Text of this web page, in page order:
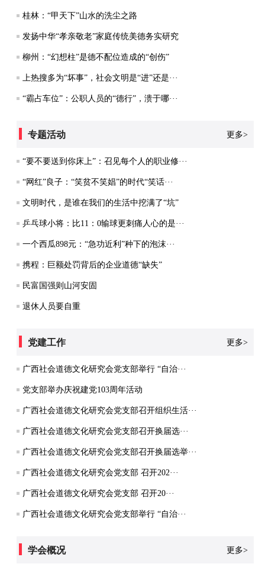
桂林：“甲天下”山水的洗尘之路
发扬中华“孝亲敬老”家庭传统美德务实研究
柳州：“幻想柱”是德不配位造成的“创伤”
上热搜多为“坏事”，社会文明是“进”还是···
“霸占车位”：公职人员的“德行”，溃于哪···
专题活动 更多>
“要不要送到你床上”：召见每个人的职业修···
“网红”良子：“笑贫不笑娼”的时代“笑话···
文明时代，是谁在我们的生活中挖满了“坑”
乒乓球小将：比11：0输球更刺痛人心的是···
一个西瓜898元：“急功近利”种下的泡沫···
携程：巨额处罚背后的企业道德“缺失”
民富国强则山河安固
退休人员要自重
党建工作 更多>
广西社会道德文化研究会党支部举行 “自治···
党支部举办庆祝建党103周年活动
广西社会道德文化研究会党支部召开组织生活···
广西社会道德文化研究会党支部召开换届选···
广西社会道德文化研究会党支部召开换届选举···
广西社会道德文化研究会党支部 召开202···
广西社会道德文化研究会党支部 召开20···
广西社会道德文化研究会党支部举行 “自治···
学会概况 更多>